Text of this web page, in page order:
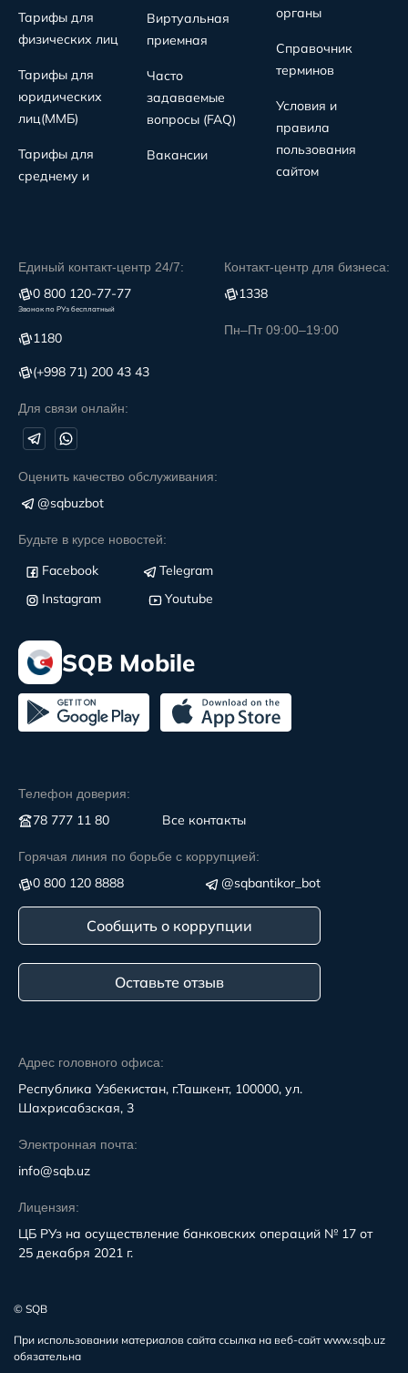
Адрес головного офиса:
Республика Узбекистан, г.Ташкент, 100000, ул.
Шахрисабзская, 3
Электронная почта:
info@sqb.uz
Лицензия:
ЦБ РУз на осуществление банковских операций № 17 от
25 декабря 2021 г.
Тарифы для
физических лиц
Тарифы для
юридических
лиц(MMБ)
Тарифы для
среднему и
Виртуальная
приемная
Часто
задаваемые
вопросы (FAQ)
Вакансии
органы
Справочник
терминов
Условия и
правила
пользования
сайтом
Единый контакт-центр 24/7:
0 800 120-77-77
Звонок по РУз бесплатный
1180
(+998 71) 200 43 43
Для связи онлайн:
Контакт-центр для бизнеса:
1338
Пн–Пт 09:00–19:00
Оценить качество обслуживания:
@sqbuzbot
Будьте в курсе новостей:
Facebook
Telegram
Instagram
Youtube
SQB Mobile
Телефон доверия:
78 777 11 80 Все контакты
Горячая линия по борьбе с коррупцией:
0 800 120 8888 @sqbantikor_bot
Сообщить о коррупции
Оставьте отзыв
© SQB
При использовании материалов сайта ссылка на веб-сайт www.sqb.uz
обязательна